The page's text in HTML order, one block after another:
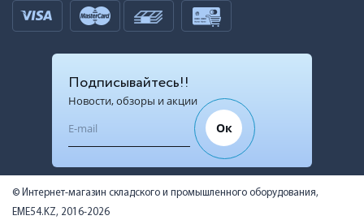
Подписывайтесь!!
Новости, обзоры и акции
Ок
© Интернет-магазин складского и промышленного оборудования,
EME54.KZ, 2016-2026